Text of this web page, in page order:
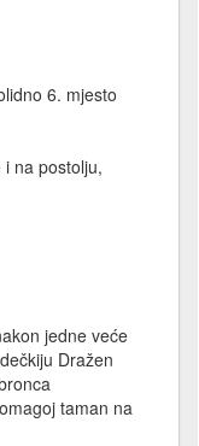
6. mjesto
na postolju,
jedne veće
Dražen
taman na